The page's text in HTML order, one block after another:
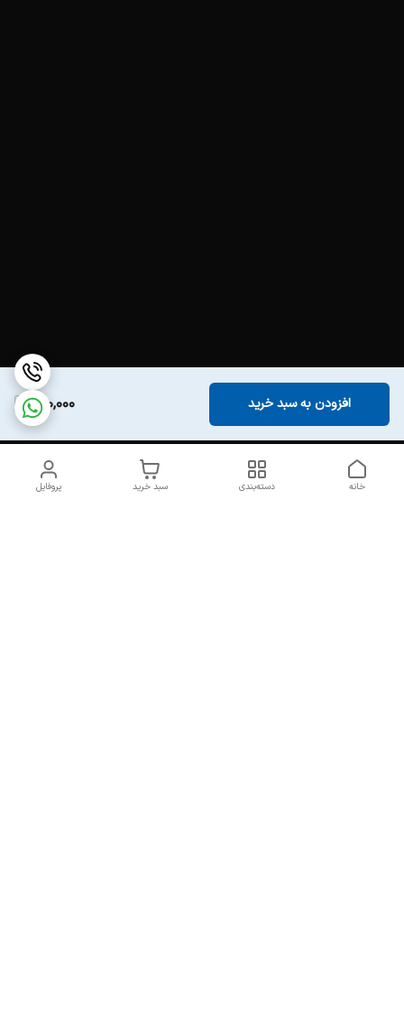
200,000 افزودن به سبد خرید
پروفایل سبد خرید دسته‌بندی خانه